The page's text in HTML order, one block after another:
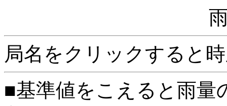
局名をクリックすると
■基準値をこえると雨量